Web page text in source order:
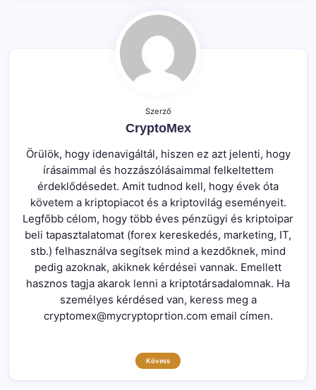
Szerző
CryptoMex
Örülök, hogy idenavigáltál, hiszen ez azt jelenti, hogy
írásaimmal és hozzászólásaimmal felkeltettem
érdeklődésedet. Amit tudnod kell, hogy évek óta
követem a kriptopiacot és a kriptovilág eseményeit.
Legfőbb célom, hogy több éves pénzügyi és kriptoipar
beli tapasztalatomat (forex kereskedés, marketing, IT,
stb.) felhasználva segítsek mind a kezdőknek, mind
pedig azoknak, akiknek kérdései vannak. Emellett
hasznos tagja akarok lenni a kriptotársadalomnak. Ha
személyes kérdésed van, keress meg a
cryptomex@mycryptoprtion.com email címen.
Kövess